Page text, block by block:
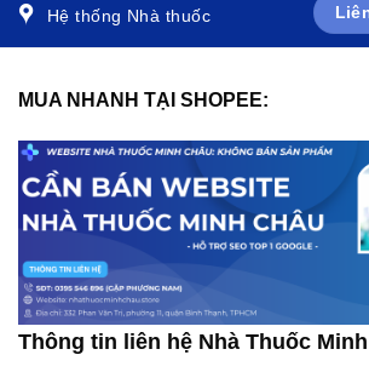
Hệ thống Nhà thuốc
MUA NHANH TẠI SHOPEE:
Thông tin liên hệ Nhà Thuốc